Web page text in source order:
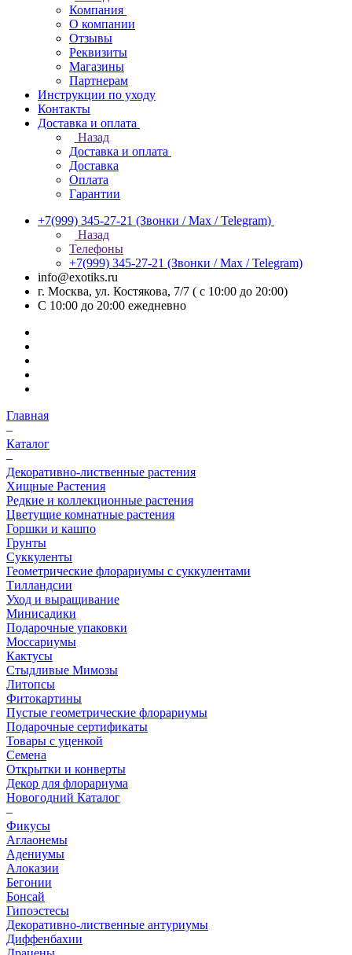
Компания
О компании
Отзывы
Реквизиты
Магазины
Партнерам
Инструкции по уходу
Контакты
Доставка и оплата
Назад
Доставка и оплата
Доставка
Оплата
Гарантии
+7(999) 345-27-21 (Звонки / Max / Telegram)
Назад
Телефоны
+7(999) 345-27-21 (Звонки / Max / Telegram)
info@exotiks.ru
г. Москва, ул. Костякова, 7/7 ( с 10:00 до 20:00)
С 10:00 до 20:00 ежедневно
Главная
–
Каталог
–
Декоративно-лиственные растения
Хищные Растения
Редкие и коллекционные растения
Цветущие комнатные растения
Горшки и кашпо
Грунты
Суккуленты
Геометрические флорариумы с суккулентами
Тилландсии
Уход и выращивание
Минисадики
Подарочные упаковки
Моссариумы
Кактусы
Стыдливые Мимозы
Литопсы
Фитокартины
Пустые геометрические флорариумы
Подарочные сертификаты
Товары с уценкой
Семена
Открытки и конверты
Декор для флорариума
Новогодний Каталог
–
Фикусы
Аглаонемы
Адениумы
Алоказии
Бегонии
Бонсай
Гипоэстесы
Декоративно-лиственные антуриумы
Диффенбахии